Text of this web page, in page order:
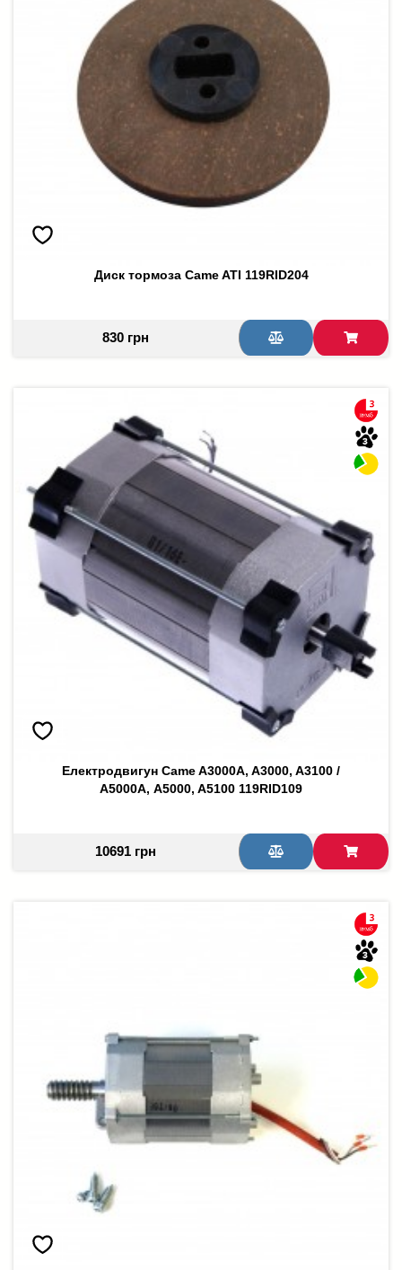
Диск тормоза Came ATI 119RID204
830 грн
Електродвигун Came A3000A, A3000, A3100 /
А5000А, A5000, A5100 119RID109
10691 грн